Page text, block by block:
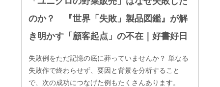
のか？ 『世界「失敗」製品図鑑』が解
き明かす「顧客起点」の不在｜好書好日
失敗例をただ記憶の底に葬っていませんか？ 単なる
失敗作で終わらせず、要因と背景を分析すること
で、次の成功につなげた例もたくさんあります。